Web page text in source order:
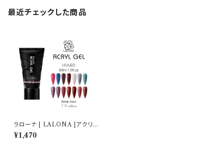
最近チェックした商品
ラローナ [ LALONA ]アクリル
ジェル ( グリッターカラー ) ( 30
ml )ポリジェル/ジェルネイル/ネ
¥1,470